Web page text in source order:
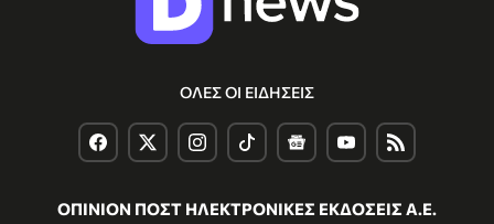
ΟΛΕΣ ΟΙ ΕΙΔΗΣΕΙΣ
ΟΠΙΝΙΟΝ ΠΟΣΤ ΗΛΕΚΤΡΟΝΙΚΕΣ ΕΚΔΟΣΕΙΣ Α.Ε.